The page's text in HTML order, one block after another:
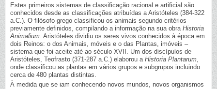
Estes primeiros sistemas de classificação racional e artificial são
conhecidos desde as classificações atribuídas a Aristóteles (384-322
a.C.). O filósofo grego classificou os animais segundo critérios
previamente definidos, compilando a informação na sua obra Historia
Animalium. Aristóteles dividiu os seres vivos conhecidos à época em
dois Reinos: o dos Animais, móveis e o das Plantas, imóveis –
sistema que foi aceite até ao século XVII. Um dos discípulos de
Aristóteles, Teofrasto (371-287 a.C.) elaborou a Historia Plantarum,
onde classificou as plantas em vários grupos e subgrupos incluindo
cerca de 480 plantas distintas.
À medida que se iam conhecendo novos mundos, novos organismos